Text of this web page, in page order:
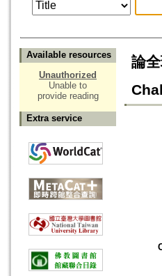
Available resources
Unauthorized
Unable to
provide reading
Extra service
論